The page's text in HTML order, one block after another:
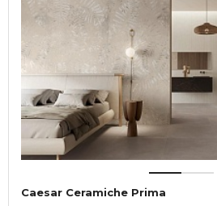
Caesar Ceramiche Prima